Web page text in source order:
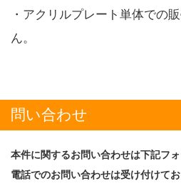
・アクリルプレート単体での
ん。
問い合わせ
本件に関するお問い合わせは下記フ
電話でのお問い合わせは受け付けてお